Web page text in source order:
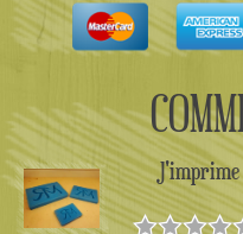
J'imprime